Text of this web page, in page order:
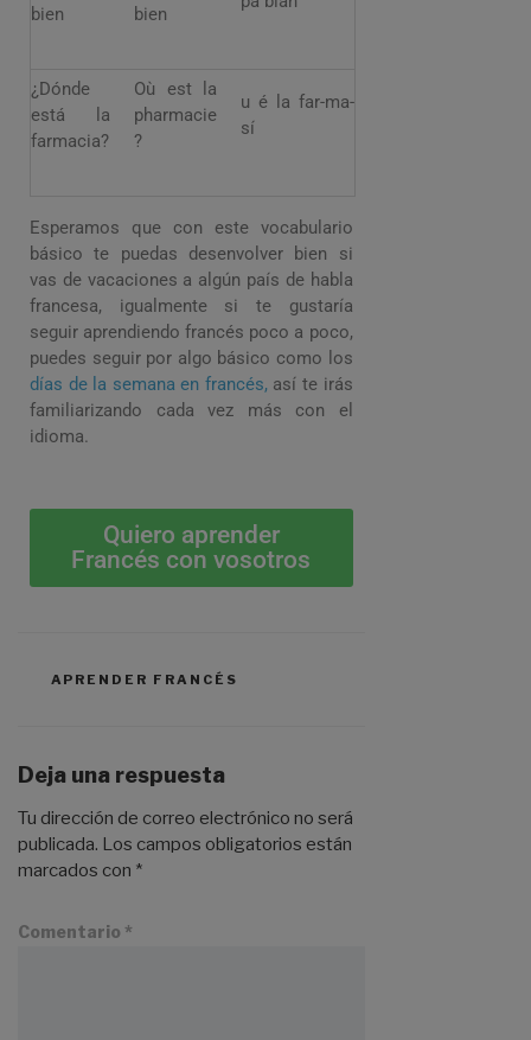
bien bien
¿Dónde
está la
farmacia?
Où est la
pharmacie
?
u é la far-ma-
sí
Esperamos que con este vocabulario
básico te puedas desenvolver bien si
vas de vacaciones a algún país de habla
francesa, igualmente si te gustaría
seguir aprendiendo francés poco a poco,
puedes seguir por algo básico como los
días de la semana en francés, así te irás
familiarizando cada vez más con el
idioma.
Quiero aprender
Francés con vosotros
APRENDER FRANCÉS
Deja una respuesta
Tu dirección de correo electrónico no será
publicada. Los campos obligatorios están
marcados con *
Comentario *